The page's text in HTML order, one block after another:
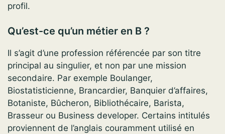
profil.
Qu’est-ce qu’un métier en B ?
Il s’agit d’une profession référencée par son titre
principal au singulier, et non par une mission
secondaire. Par exemple Boulanger,
Biostatisticienne, Brancardier, Banquier d’affaires,
Botaniste, Bûcheron, Bibliothécaire, Barista,
Brasseur ou Business developer. Certains intitulés
proviennent de l’anglais couramment utilisé en